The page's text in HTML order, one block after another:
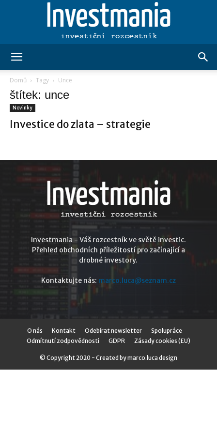
Domů Tagy Unce
štítek: unce
Novinky
Investice do zlata – strategie
Investmania - Váš rozcestník ve světě investic.
Přehled obchodních příležitostí pro začínající a
drobné investory.
Kontaktujte nás: marco.luca@seznam.cz
O nás Kontakt Odebírat newsletter
Spolupráce
Odmítnutí zodpovědnosti
GDPR Zásady cookies (EU)
© Copyright 2020 - Created by marco.luca design